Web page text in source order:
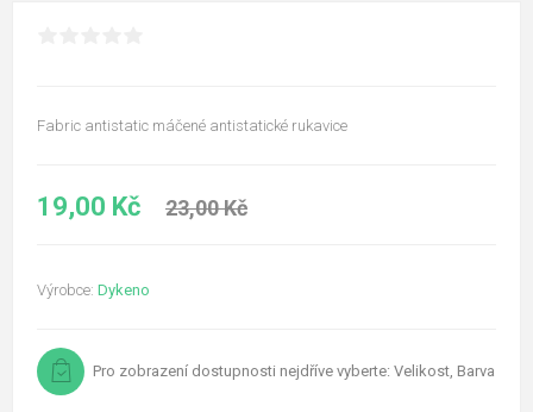
Fabric antistatic máčené antistatické rukavice
19,00 Kč 23,00 Kč
Výrobce: Dykeno
Pro zobrazení dostupnosti nejdříve vyberte: Velikost, Barva